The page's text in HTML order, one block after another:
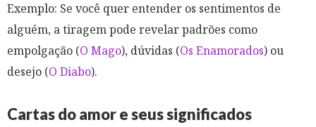
Exemplo: Se você quer entender os sentimentos de
alguém, a tiragem pode revelar padrões como
empolgação (O Mago), dúvidas (Os Enamorados) ou
desejo (O Diabo).
Cartas do amor e seus significados